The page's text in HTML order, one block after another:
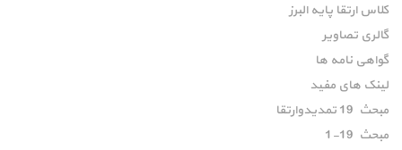
کلاس ارتقا پایه البرز
گالری تصاویر
گواهی نامه ها
لینک های مفید
مبحث 19 تمدیدوارتقا
مبحث 19-1